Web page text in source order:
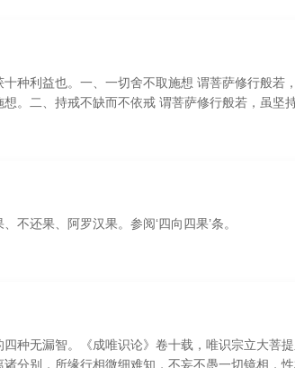
种利益也。一、一切舍不取施想 谓菩萨修行般若
。二、持戒不缺而不依戒 谓菩萨修行般若，虽坚
不还果、阿罗汉果。参阅‘四向四果’条。
种无漏智。《成唯识论》卷十载，唯识宗立大菩
分别，所缘行相微细难知，不妄不愚一切镜相，性